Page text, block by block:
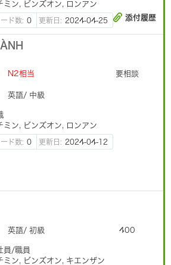
ミン, ビンズオン, ロンアン
ド数: 0 更新日: 2024-04-25 添付履歴
N2相当
英語/ 中級
要相談
ミン, ビンズオン, ロンアン
ド数: 0 更新日: 2024-04-12
英語/ 初級 400
員/職員
ミン, ビンズオン, キエンザン